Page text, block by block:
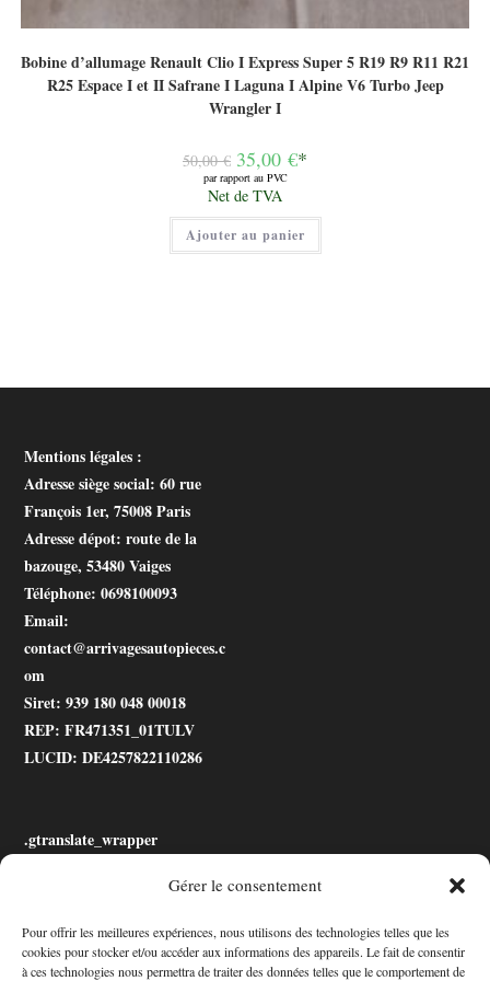
Gérer le consentement
Pour offrir les meilleures expériences, nous utilisons des technologies telles que les
cookies pour stocker et/ou accéder aux informations des appareils. Le fait de consentir
à ces technologies nous permettra de traiter des données telles que le comportement de
Bobine d’allumage Renault Clio I Express Super 5 R19 R9 R11 R21
R25 Espace I et II Safrane I Laguna I Alpine V6 Turbo Jeep
Wrangler I
50,00€ Le
prix
initial
était :
50,00 €.
35,00 €*
par rapport au PVC
Le
prix
actuel
est :
35,00 €.
Net de TVA
Ajouter au panier
Mentions légales :
Adresse siège social: 60 rue
François 1er, 75008 Paris
Adresse dépot: route de la
bazouge, 53480 Vaiges
Téléphone: 0698100093
Email:
contact@arrivagesautopieces.c
om
Siret: 939 180 048 00018
REP: FR471351_01TULV
LUCID: DE4257822110286
.gtranslate_wrapper
Mon Compte